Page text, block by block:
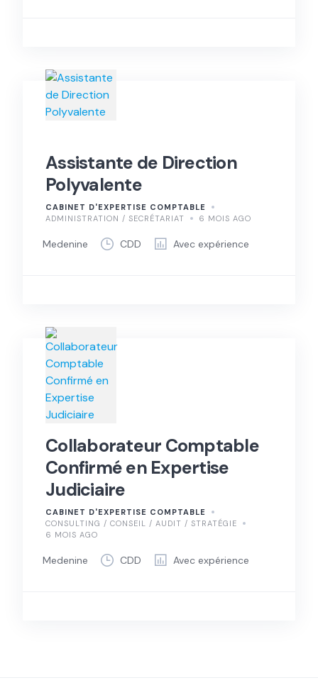
Assistante de Direction
Polyvalente
CABINET D'EXPERTISE COMPTABLE
ADMINISTRATION / SECRÉTARIAT
6 MOIS AGO
Medenine CDD Avec expérience
Collaborateur Comptable
Confirmé en Expertise
Judiciaire
CABINET D'EXPERTISE COMPTABLE
CONSULTING / CONSEIL / AUDIT / STRATÉGIE
6 MOIS AGO
Medenine CDD Avec expérience